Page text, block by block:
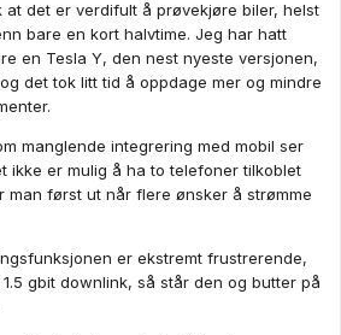
at det er verdifult å prøvekjøre biler, helst
bare en kort halvtime. Jeg har hatt
en Tesla Y, den nest nyeste versjonen,
det tok litt tid å oppdage mer og mindre
manglende integrering med mobil ser
ikke er mulig å ha to telefoner tilkoblet
man først ut når flere ønsker å strømme
er ekstremt frustrerende,
gbit downlink, så står den og butter på